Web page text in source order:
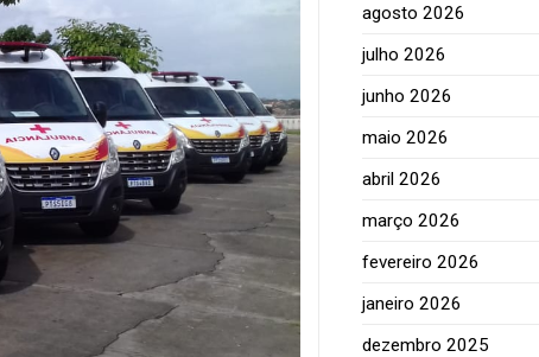
agosto 2026
julho 2026
junho 2026
maio 2026
abril 2026
março 2026
fevereiro 2026
janeiro 2026
dezembro 2025